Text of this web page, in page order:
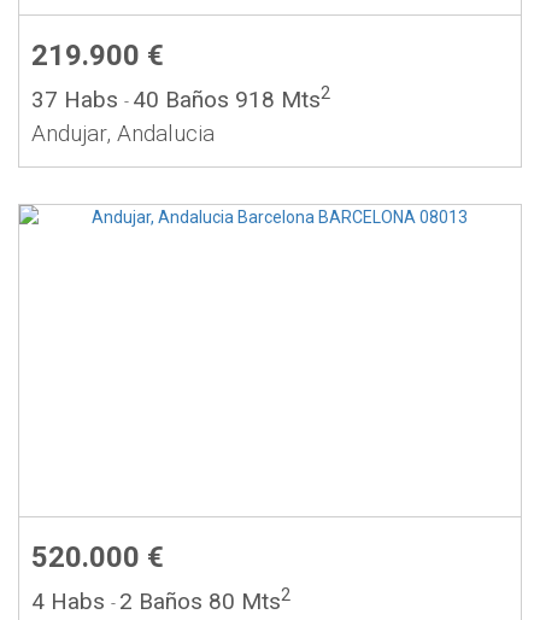
219.900 €
37 Habs - 40 Baños 918 Mts2
Andujar, Andalucia
520.000 €
4 Habs - 2 Baños 80 Mts2